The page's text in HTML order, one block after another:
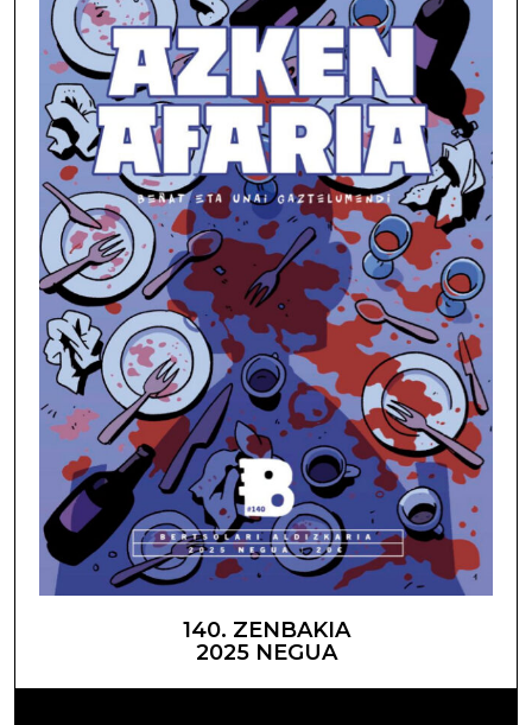
140. ZENBAKIA
2025 NEGUA